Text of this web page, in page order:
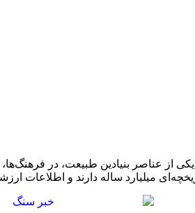
میلیارد ساله دارند و اطلاعات